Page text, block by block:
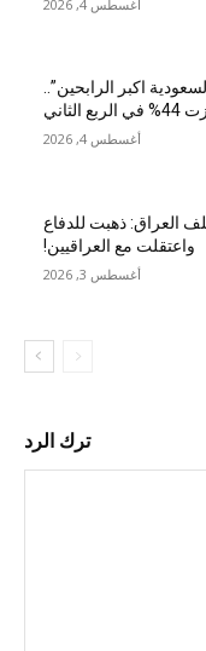
أغسطس 4, 2026
اكبر الرابحين”..
أغسطس 4, 2026
العراق: ذهبت للدفاع
واعتقلت مع العراقيين!
أغسطس 3, 2026
ترك الرد